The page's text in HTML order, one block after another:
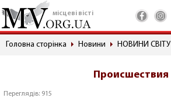
місцеві вісті
Головна сторінка Новини НОВИНИ СВІТУ
Происшествия
Переглядів: 915